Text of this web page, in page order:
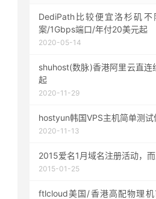
DediPath比较便宜洛杉矶
案/1Gbps端口/年付20美元起
2020-05-14
shuhost(数脉)香港阿里云直
起
2020-11-29
hostyun韩国VPS主机简单测试
2020-11-13
2015爱名1月域名注册活动，
2015-01-25
ftlcloud美国/香港高配物理